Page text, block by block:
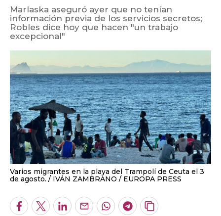
Marlaska aseguró ayer que no tenían
información previa de los servicios secretos;
Robles dice hoy que hacen "un trabajo
excepcional"
Varios migrantes en la playa del Trampolí de Ceuta el 3
de agosto.
IVÁN ZAMBRANO / EUROPA PRESS
Facebook
TwitterLinkedInEnviarWhatsapp
Telegram
Copiar